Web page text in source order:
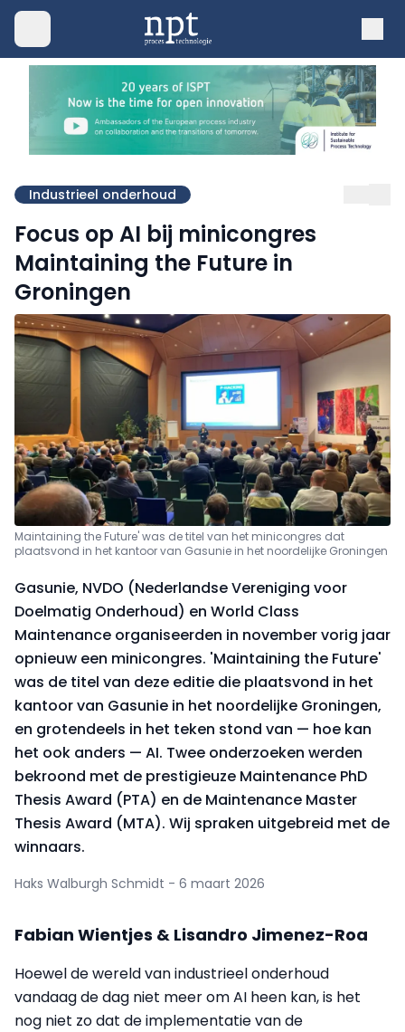
Industrieel onderhoud
Focus op AI bij minicongres
Maintaining the Future in
Groningen
Maintaining the Future' was de titel van het minicongres dat
plaatsvond in het kantoor van Gasunie in het noordelijke Groningen
Gasunie, NVDO (Nederlandse Vereniging voor
Doelmatig Onderhoud) en World Class
Maintenance organiseerden in november vorig jaar
opnieuw een minicongres. 'Maintaining the Future'
was de titel van deze editie die plaatsvond in het
kantoor van Gasunie in het noordelijke Groningen,
en grotendeels in het teken stond van — hoe kan
het ook anders — AI. Twee onderzoeken werden
bekroond met de prestigieuze Maintenance PhD
Thesis Award (PTA) en de Maintenance Master
Thesis Award (MTA). Wij spraken uitgebreid met de
winnaars.
Haks Walburgh Schmidt - 6 maart 2026
Fabian Wientjes & Lisandro Jimenez-Roa
Hoewel de wereld van industrieel onderhoud
vandaag de dag niet meer om AI heen kan, is het
nog niet zo dat de implementatie van de